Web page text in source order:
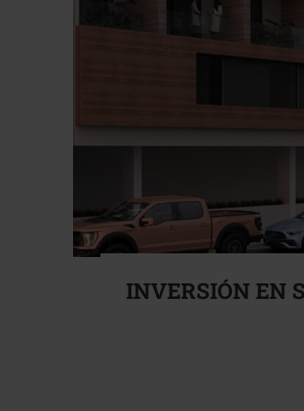
INVERSIÓN EN